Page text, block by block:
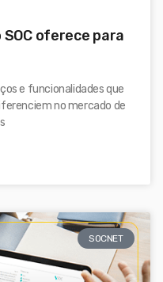
SOC oferece para
e funcionalidades que
no mercado de
SOCNET